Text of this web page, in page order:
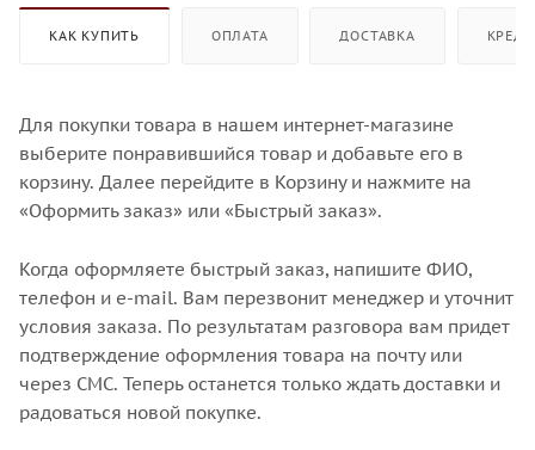
КАК КУПИТЬ ОПЛАТА ДОСТАВКА
Для покупки товара в нашем интернет-магазине
выберите понравившийся товар и добавьте его в
корзину. Далее перейдите в Корзину и нажмите на
«Оформить заказ» или «Быстрый заказ».
Когда оформляете быстрый заказ, напишите ФИО,
телефон и e-mail. Вам перезвонит менеджер и уточнит
условия заказа. По результатам разговора вам придет
подтверждение оформления товара на почту или
через СМС. Теперь останется только ждать доставки и
радоваться новой покупке.